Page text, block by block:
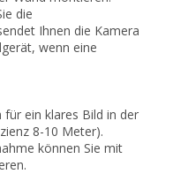
die
Ihnen die Kamera
wenn eine
ein klares Bild in der
8-10 Meter).
können Sie mit